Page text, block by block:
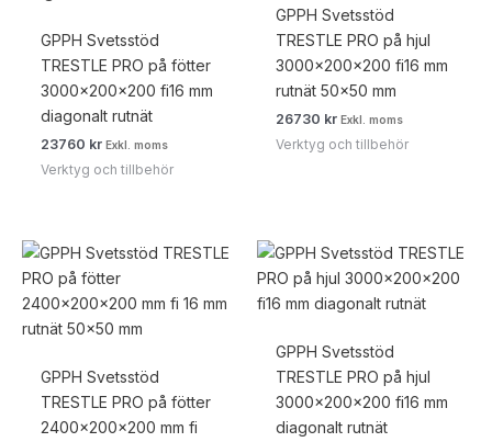
GPPH Svetsstöd
TRESTLE PRO på fötter
3000x200x200 fi16 mm
diagonalt rutnät
23760 kr Exkl. moms
Verktyg och tillbehör
GPPH Svetsstöd
TRESTLE PRO på hjul
3000x200x200 fi16 mm
rutnät 50×50 mm
26730 kr Exkl. moms
Verktyg och tillbehör
GPPH Svetsstöd
TRESTLE PRO på fötter
2400x200x200 mm fi
GPPH Svetsstöd
TRESTLE PRO på hjul
3000x200x200 fi16 mm
diagonalt rutnät